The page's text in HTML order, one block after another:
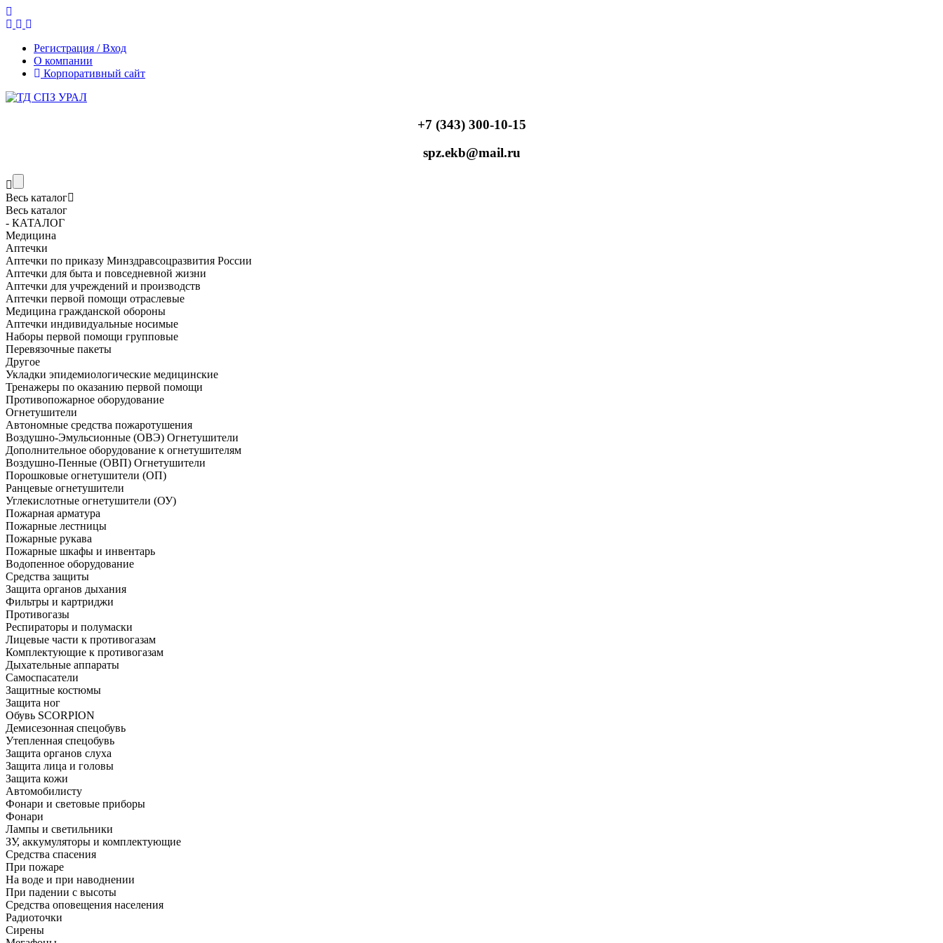
Регистрация / Вход
О компании
Корпоративный сайт
+7 (343) 300-10-15
spz.ekb@mail.ru
Весь каталог
Весь каталог
- КАТАЛОГ
Медицина
Аптечки
Аптечки по приказу Минздравсоцразвития России
Аптечки для быта и повседневной жизни
Аптечки для учреждений и производств
Аптечки первой помощи отраслевые
Медицина гражданской обороны
Аптечки индивидуальные носимые
Наборы первой помощи групповые
Перевязочные пакеты
Другое
Укладки эпидемиологические медицинские
Тренажеры по оказанию первой помощи
Противопожарное оборудование
Огнетушители
Автономные средства пожаротушения
Воздушно-Эмульсионные (ОВЭ) Огнетушители
Дополнительное оборудование к огнетушителям
Воздушно-Пенные (ОВП) Огнетушители
Порошковые огнетушители (ОП)
Ранцевые огнетушители
Углекислотные огнетушители (ОУ)
Пожарная арматура
Пожарные лестницы
Пожарные рукава
Пожарные шкафы и инвентарь
Водопенное оборудование
Средства защиты
Защита органов дыхания
Фильтры и картриджи
Противогазы
Респираторы и полумаски
Лицевые части к противогазам
Комплектующие к противогазам
Дыхательные аппараты
Самоспасатели
Защитные костюмы
Защита ног
Обувь SCORPION
Демисезонная спецобувь
Утепленная спецобувь
Защита органов слуха
Защита лица и головы
Защита кожи
Автомобилисту
Фонари и световые приборы
Фонари
Лампы и светильники
ЗУ, аккумуляторы и комплектующие
Средства спасения
При пожаре
На воде и при наводнении
При падении с высоты
Средства оповещения населения
Радиоточки
Сирены